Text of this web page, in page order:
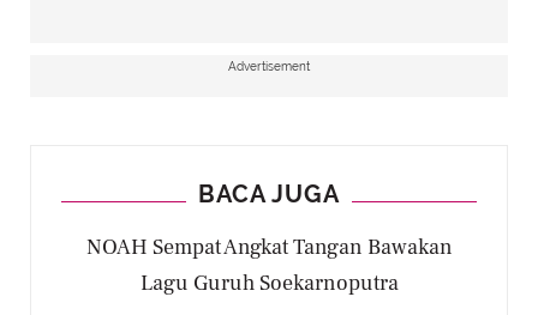
Advertisement
BACA JUGA
NOAH Sempat Angkat Tangan Bawakan
Lagu Guruh Soekarnoputra